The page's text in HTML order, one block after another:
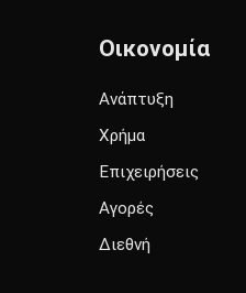
Οικονομία
Ανάπτυξη
Χρήμα
Επιχειρήσεις
Αγορές
Διεθνή